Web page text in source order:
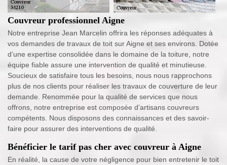
Couvreur professionnel Aigne
Notre entreprise Jean Marcelin offrira les réponses adéquates à
vos demandes de travaux de toit sur Aigne et ses environs. Dotée
d’une expertise consolidée dans le domaine de la toiture, notre
équipe fiable assure une intervention de qualité et minutieuse.
Soucieux de satisfaire tous les besoins, nous nous rapprochons
plus de nos clients pour réaliser les travaux de couverture de leur
demande. Renommée pour la qualité de services que nous
offrons, notre entreprise est composée d’artisans couvreurs
compétents. Nous disposons des connaissances et des savoir-
faire pour assurer des interventions de qualité.
Bénéficier le tarif pas cher avec couvreur à Aigne
En réalité, la cause de votre négligence pour bien entretenir le toit